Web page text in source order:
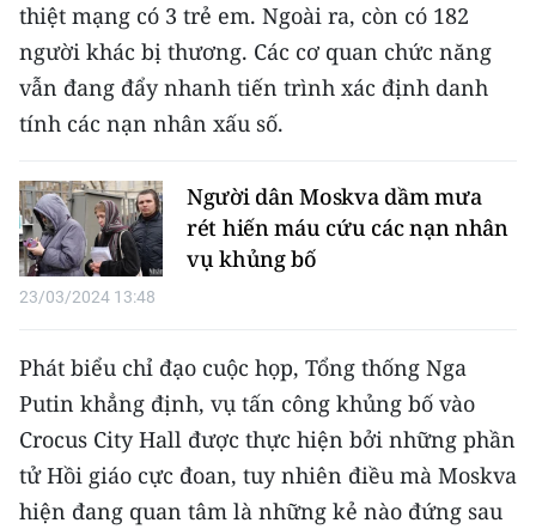
E-Magazine
Video
Media Chính trị
Media Kinh tế
Media Văn hóa
Media Xã hội
Media Pháp luật
Media Du lịch
Media Thế giới
Media Thể thao
thiệt mạng có 3 trẻ em. Ngoài ra, còn có 182
người khác bị thương. Các cơ quan chức năng
vẫn đang đẩy nhanh tiến trình xác định danh
tính các nạn nhân xấu số.
Người dân Moskva dầm mưa
rét hiến máu cứu các nạn nhân
vụ khủng bố
23/03/2024 13:48
Phát biểu chỉ đạo cuộc họp, Tổng thống Nga
Putin khẳng định, vụ tấn công khủng bố vào
Crocus City Hall được thực hiện bởi những phần
tử Hồi giáo cực đoan, tuy nhiên điều mà Moskva
hiện đang quan tâm là những kẻ nào đứng sau